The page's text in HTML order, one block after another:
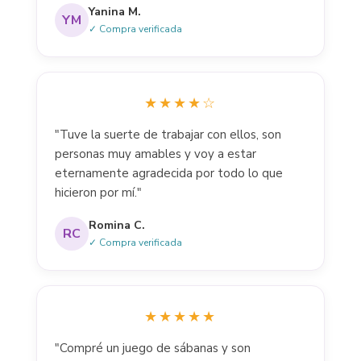
YM Yanina M.
✓ Compra verificada
★★★★☆
"Tuve la suerte de trabajar con ellos, son
personas muy amables y voy a estar
eternamente agradecida por todo lo que
hicieron por mí."
RC Romina C.
✓ Compra verificada
★★★★★
"Compré un juego de sábanas y son